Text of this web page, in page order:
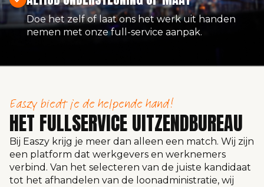
Doe het zelf of laat ons het werk uit handen
nemen met onze full-service aanpak.
Easzy biedt je de helpende hand!
HET FULLSERVICE UITZENDBUREAU
Bij Easzy krijg je meer dan alleen een match. Wij zijn
een platform dat werkgevers en werknemers
verbind. Van het selecteren van de juiste kandidaat
tot het afhandelen van de loonadministratie, wij